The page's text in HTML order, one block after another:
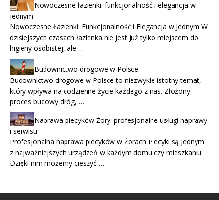
Nowoczesne łazienki: funkcjonalność i elegancja w
jednym
Nowoczesne Łazienki: Funkcjonalność i Elegancja w Jednym W
dzisiejszych czasach łazienka nie jest już tylko miejscem do
higieny osobistej, ale …
Budownictwo drogowe w Polsce
Budownictwo drogowe w Polsce to niezwykle istotny temat,
który wpływa na codzienne życie każdego z nas. Złożony
proces budowy dróg, …
Naprawa piecyków Żory: profesjonalne usługi naprawy
i serwisu
Profesjonalna naprawa piecyków w Żorach Piecyki są jednym
z najważniejszych urządzeń w każdym domu czy mieszkaniu.
Dzięki nim możemy cieszyć …